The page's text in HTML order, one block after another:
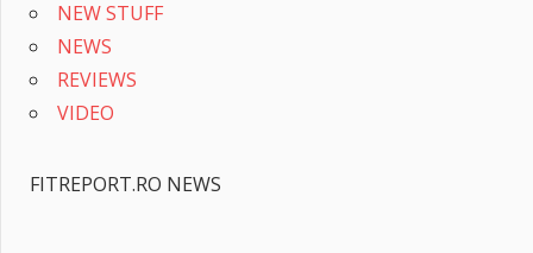
NEW STUFF
NEWS
REVIEWS
VIDEO
FITREPORT.RO NEWS